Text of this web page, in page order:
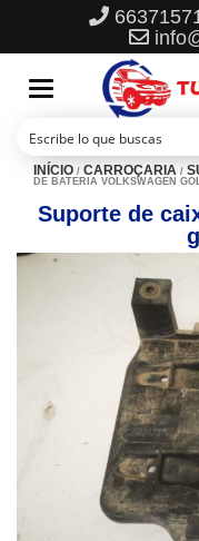
Toggle
navigation
INÍCIO / CARROÇARIA /
DE BATERIA VOLKSWAGEN
Suporte de